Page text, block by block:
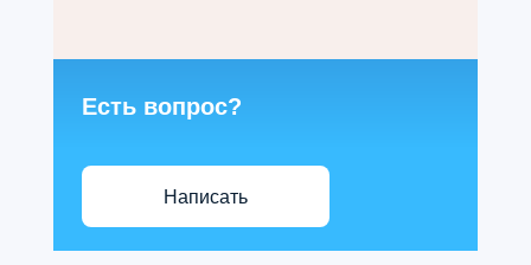
Есть вопрос?
Написать